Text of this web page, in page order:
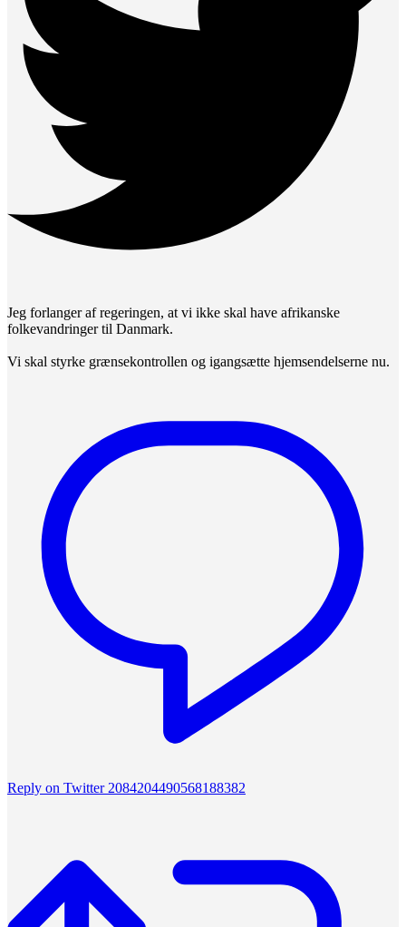
Jeg forlanger af regeringen, at vi ikke skal have afrikanske
folkevandringer til Danmark.
Vi skal styrke grænsekontrollen og igangsætte hjemsendelserne nu.
Reply on Twitter 2084204490568188382